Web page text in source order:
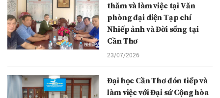
thăm và làm việc tại Văn
phòng đại diện Tạp chí
Nhiếp ảnh và Đời sống tại
Cần Thơ
23/07/2026
Đại học Cần Thơ đón tiếp và
làm việc với Đại sứ Cộng hòa